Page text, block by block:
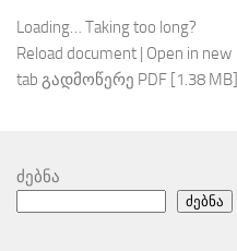
Loading… Taking too long?
Reload document | Open in new
tab გადმოწერე PDF [1.38 MB]
ძებნა
ძებნა